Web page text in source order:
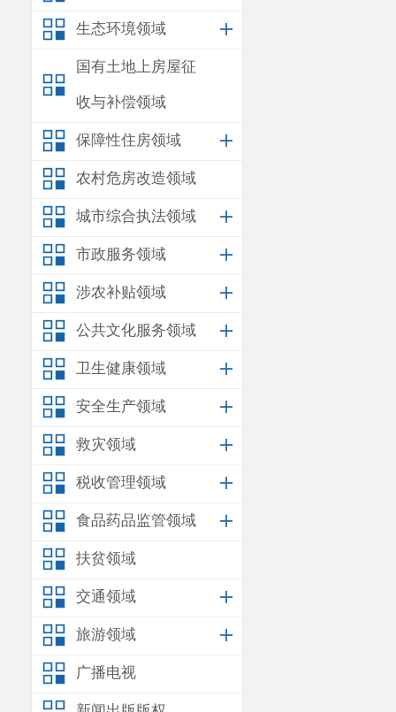
生态环境领域
国有土地上房屋征
收与补偿领域
保障性住房领域
农村危房改造领域
城市综合执法领域
市政服务领域
涉农补贴领域
公共文化服务领域
卫生健康领域
安全生产领域
救灾领域
税收管理领域
食品药品监管领域
扶贫领域
交通领域
旅游领域
广播电视